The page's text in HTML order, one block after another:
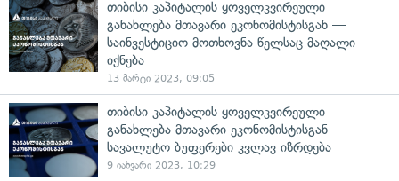
თიბისი კაპიტალის ყოველკვირეული
განახლება მთავარი ეკონომისტისგან —
საინვესტიციო მოთხოვნა წელსაც მაღალი
იქნება
13 მარტი 2023, 09:05
თიბისი კაპიტალის ყოველკვირეული
განახლება მთავარი ეკონომისტისგან —
სავალუტო ბუფერები კვლავ იზრდება
9 იანვარი 2023, 10:29